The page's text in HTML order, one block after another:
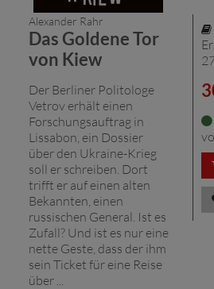
Alexander Rahr
Das Goldene Tor
von Kiew
Der Berliner Politologe
Vetrov erhält einen
Forschungsauftrag in
Lissabon, ein Dossier
über den Ukraine-Krieg
soll er schreiben. Dort
trifft er auf einen alten
Bekannten, einen
russischen General. Ist es
Zufall? Und ist es nur eine
nette Geste, dass der ihm
sein Ticket für eine Reise
über ...